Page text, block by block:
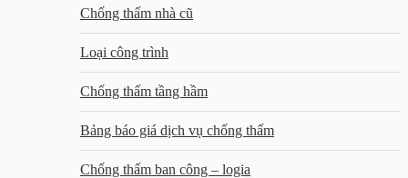
Chống thấm nhà cũ
Loại công trình
Chống thấm tầng hầm
Bảng báo giá dịch vụ chống thấm
Chống thấm ban công – logia